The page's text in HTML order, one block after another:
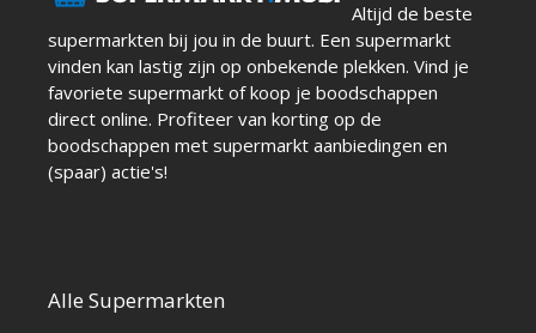
Altijd de beste
supermarkten bij jou in de buurt. Een supermarkt
vinden kan lastig zijn op onbekende plekken. Vind je
favoriete supermarkt of koop je boodschappen
direct online. Profiteer van korting op de
boodschappen met supermarkt aanbiedingen en
(spaar) actie's!
Alle Supermarkten